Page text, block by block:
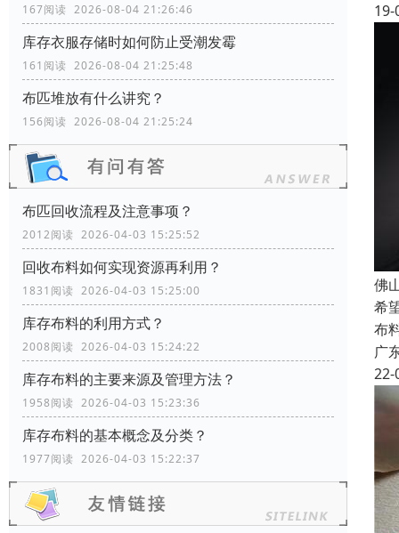
167阅读 2026-08-04 21:26:46
库存衣服存储时如何防止受潮发霉
161阅读 2026-08-04 21:25:48
布匹堆放有什么讲究？
156阅读 2026-08-04 21:25:24
布匹回收流程及注意事项？
2012阅读 2026-04-03 15:25:52
回收布料如何实现资源再利用？
1831阅读 2026-04-03 15:25:00
库存布料的利用方式？
2008阅读 2026-04-03 15:24:22
库存布料的主要来源及管理方法？
1958阅读 2026-04-03 15:23:36
库存布料的基本概念及分类？
1977阅读 2026-04-03 15:22:37
19-
佛
希
布
广
22-